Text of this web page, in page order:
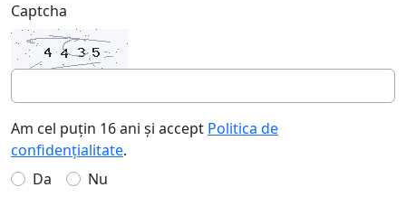
Captcha
Am cel puțin 16 ani și accept Politica de
confidențialitate.
Da
Nu